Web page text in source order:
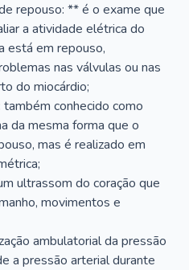
repouso: ** é o exame que
a atividade elétrica do
está em repouso,
nas válvulas ou nas
do miocárdio;
também conhecido como
da mesma forma que o
mas é realizado em
ultrassom do coração que
movimentos e
ambulatorial da pressão
a pressão arterial durante